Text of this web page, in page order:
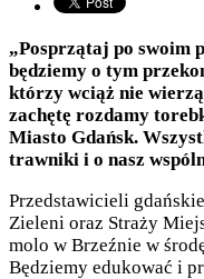
„Posprzątaj po swoim
będziemy o tym
którzy wciąż nie wierzą
zachętę rozdamy
Miasto Gdańsk.
trawniki i o nasz
Przedstawicieli
Zieleni oraz Straży
molo w Brzeźnie w
Będziemy edukować i